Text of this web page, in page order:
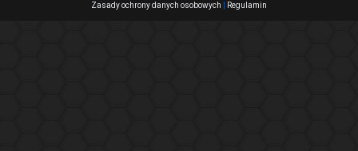
Zasady ochrony danych osobowych
Regulamin